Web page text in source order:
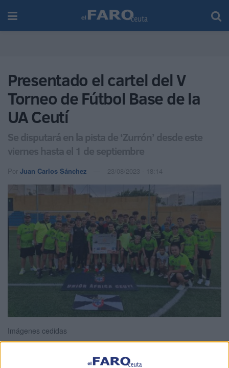
Presentado el cartel del V
Torneo de Fútbol Base de la
UA Ceutí
Se disputará en la pista de ‘Zurrón’ desde este
viernes hasta el 1 de septiembre
Por Juan Carlos Sánchez 23/08/2023 - 18:14
Imágenes cedidas